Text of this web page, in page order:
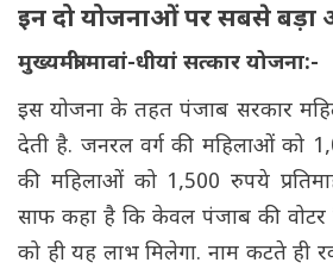
इन दो योजनाओं पर सबसे बड़ा
मुख्यमंत्री मावां-धीयां सत्कार योजना:-
इस योजना के तहत पंजाब सरकार
देती है. जनरल वर्ग की महिलाओं को
की महिलाओं को 1,500 रुपये
साफ कहा है कि केवल पंजाब की वोटर
को ही यह लाभ मिलेगा. नाम कटते ही